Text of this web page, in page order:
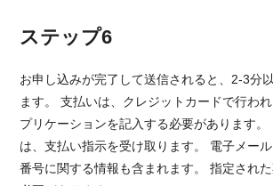
ステップ6
お申し込みが完了して送信されると、2-3分
ます。 支払いは、クレジットカードで行わ
プリケーションを記入する必要があります。
は、支払い指示を受け取ります。 電子メー
番号に関する情報も含まれます。 指定され